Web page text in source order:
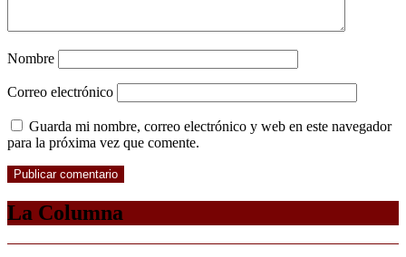
Nombre
Correo electrónico
Guarda mi nombre, correo electrónico y web en este navegador
para la próxima vez que comente.
La Columna